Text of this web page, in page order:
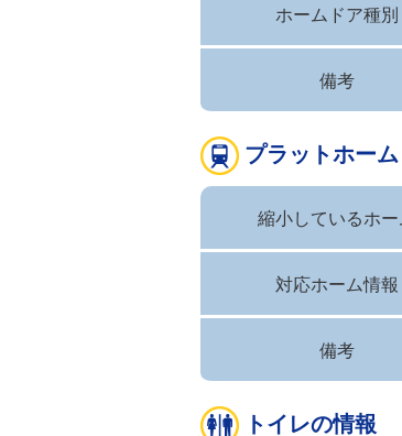
ホームドア種別
備考
プラットホー
縮小しているホー
対応ホーム情報
備考
トイレの情報